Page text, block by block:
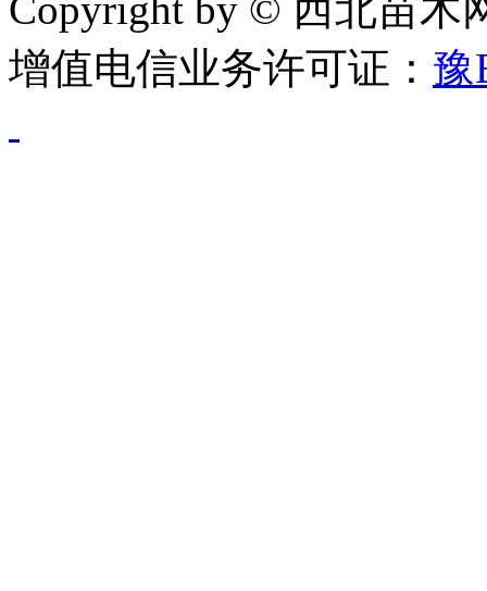
增值电信业务许可证： 豫